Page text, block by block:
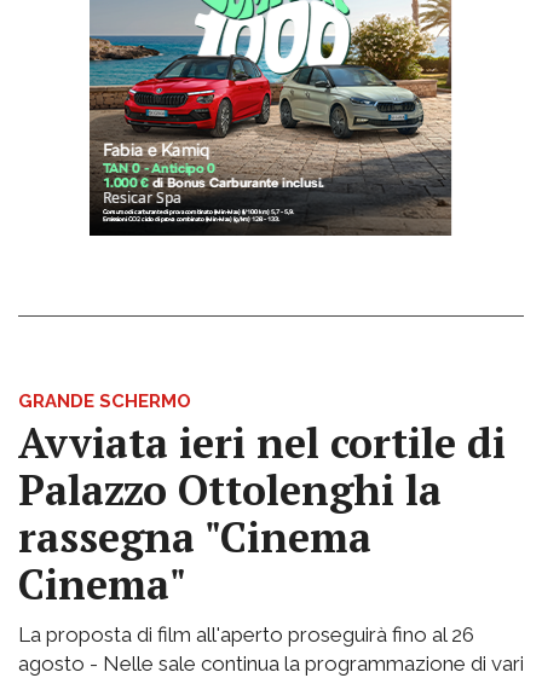
GRANDE SCHERMO
Avviata ieri nel cortile di
Palazzo Ottolenghi la
rassegna "Cinema
Cinema"
La proposta di film all'aperto proseguirà fino al 26
agosto - Nelle sale continua la programmazione di vari